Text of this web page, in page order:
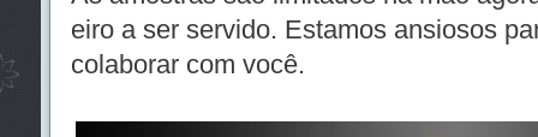
eiro a ser servido. Estamos ansiosos
colaborar com você.